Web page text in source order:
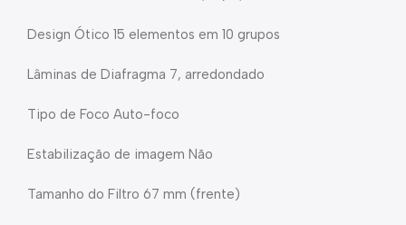
Design Ótico 15 elementos em 10 grupos
Lâminas de Diafragma 7, arredondado
Tipo de Foco Auto-foco
Estabilização de imagem Não
Tamanho do Filtro 67 mm (frente)